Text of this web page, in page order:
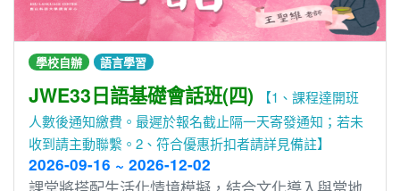
學校自辦 語言學習
JWE33日語基礎會話班(四)
【1、課程達開班
人數後通知繳費。最遲於報名截止隔一天寄發通知；若未
收到請主動聯繫。2、符合優惠折扣者請詳見備註】
2026-09-16 ~ 2026-12-02